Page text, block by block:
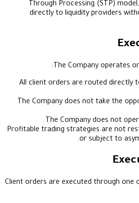
Through
directly to liquidity
The
All client orders are
The Company does
The
Profitable trading
or
Client orders are